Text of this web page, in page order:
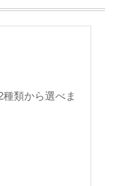
類から選べま